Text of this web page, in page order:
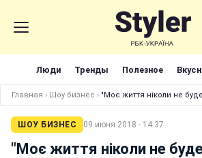
Люди Тренды Полезное
Главная › Шоу бизнес › "Моє життя ніколи не
ШОУ БИЗНЕС 09 июня 2018 · 14:37
"Моє життя ніколи не